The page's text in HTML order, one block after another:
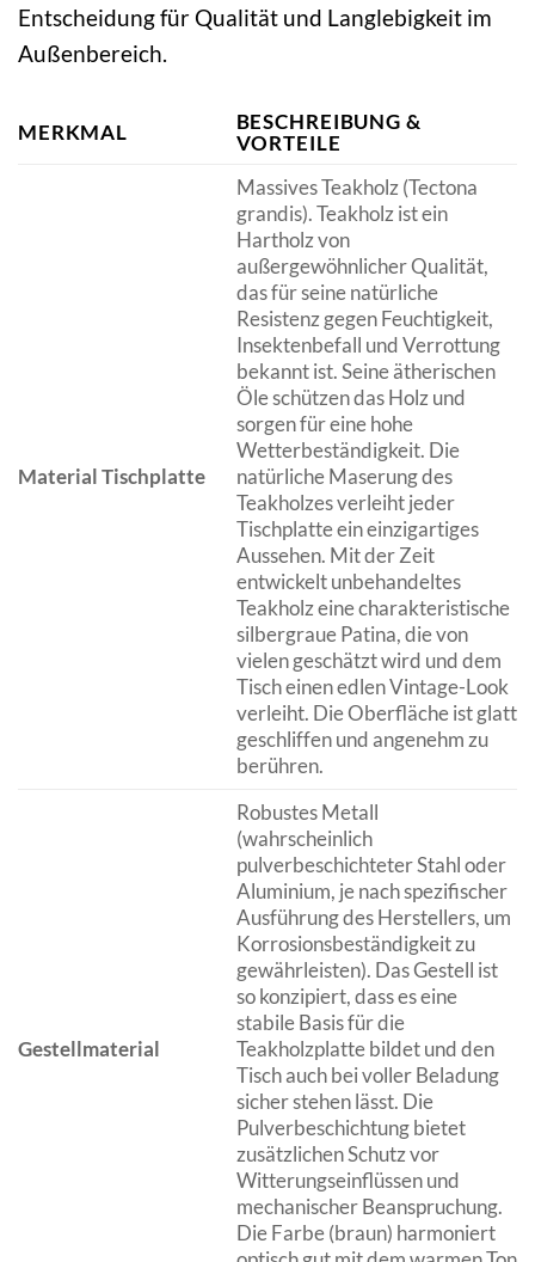
Entscheidung für Qualität und Langlebigkeit im
Außenbereich.
MERKMAL
BESCHREIBUNG &
VORTEILE
Material Tischplatte
Massives Teakholz (Tectona
grandis). Teakholz ist ein
Hartholz von
außergewöhnlicher Qualität,
das für seine natürliche
Resistenz gegen Feuchtigkeit,
Insektenbefall und Verrottung
bekannt ist. Seine ätherischen
Öle schützen das Holz und
sorgen für eine hohe
Wetterbeständigkeit. Die
natürliche Maserung des
Teakholzes verleiht jeder
Tischplatte ein einzigartiges
Aussehen. Mit der Zeit
entwickelt unbehandeltes
Teakholz eine charakteristische
silbergraue Patina, die von
vielen geschätzt wird und dem
Tisch einen edlen Vintage-Look
verleiht. Die Oberfläche ist glatt
geschliffen und angenehm zu
berühren.
Gestellmaterial
Robustes Metall
(wahrscheinlich
pulverbeschichteter Stahl oder
Aluminium, je nach spezifischer
Ausführung des Herstellers, um
Korrosionsbeständigkeit zu
gewährleisten). Das Gestell ist
so konzipiert, dass es eine
stabile Basis für die
Teakholzplatte bildet und den
Tisch auch bei voller Beladung
sicher stehen lässt. Die
Pulverbeschichtung bietet
zusätzlichen Schutz vor
Witterungseinflüssen und
mechanischer Beanspruchung.
Die Farbe (braun) harmoniert